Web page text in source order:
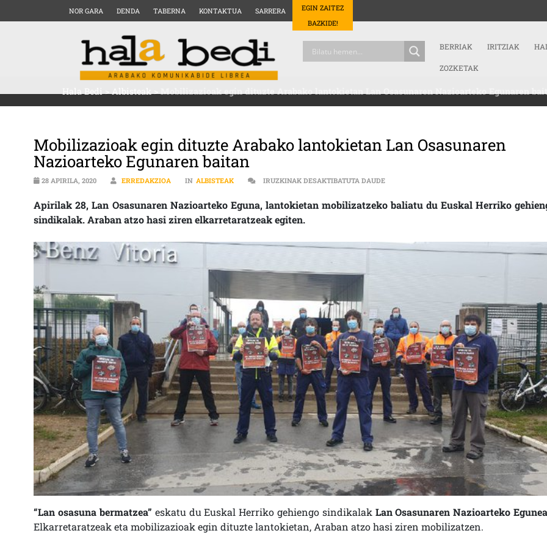
NOR GARA DENDA TABERNA KONTAKTUA SARRERA
EGIN ZAITEZ
BAZKIDE!
BERRIAK IRITZIAK
ZOZKETAK
Hala Bedi>Albisteak>Mobilizazioak egin dituzte Arabako lantokietan Lan Osasunaren Nazioarteko Egunaren
Mobilizazioak egin dituzte Arabako lantokietan Lan Osasunaren
Nazioarteko Egunaren baitan
28 APIRILA, 2020 ERREDAKZIOA IN ALBISTEAK IRUZKINAK DESAKTIBATUTA DAUDEMOBILIZAZIOAK EGIN DITUZTE ARABAKO
Apirilak 28, Lan Osasunaren Nazioarteko Eguna, lantokietan mobilizatzeko baliatu du Euskal Herriko
sindikalak. Araban atzo hasi ziren elkarretaratzeak egiten.
“Lan osasuna bermatzea” eskatu du Euskal Herriko gehiengo sindikalak Lan Osasunaren Nazioarteko
Elkarretaratzeak eta mobilizazioak egin dituzte lantokietan, Araban atzo hasi ziren mobilizatzen.